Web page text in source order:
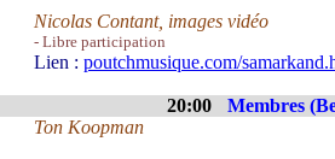
Nicolas Contant, images vidéo
- Libre participation
Lien : poutchmusique.com/
20:00 Membres
Ton Koopman